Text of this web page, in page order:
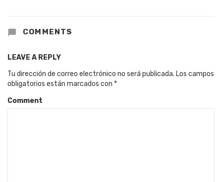
COMMENTS
LEAVE A REPLY
Tu dirección de correo electrónico no será publicada. Los campos
obligatorios están marcados con *
Comment